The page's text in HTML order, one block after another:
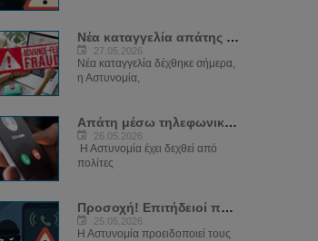
Νέα καταγγελία απάτης για μήνυμα δήθεν...
27.05.2026
Νέα καταγγελία δέχθηκε σήμερα,
η Αστυνομία,
Απάτη μέσω τηλεφωνικών κλήσεων εκ μέρους...
26.05.2026
Η Αστυνομία έχει δεχθεί από
πολίτες
Προσοχή! Επιτήδειοί παριστάνουν ψευδώς...
25.05.2026
Η Αστυνομία προειδοποιεί τους